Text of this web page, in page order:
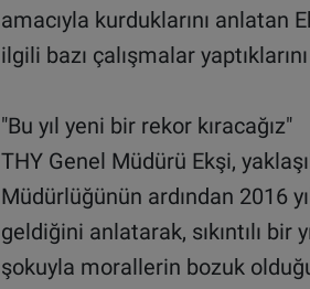
amacıyla kurduklarını anlatan
ilgili bazı çalışmalar
"Bu yıl yeni bir rekor kıracağız"
THY Genel Müdürü Ekşi,
Müdürlüğünün ardından 2016
geldiğini anlatarak, sıkıntılı
şokuyla morallerin bozuk